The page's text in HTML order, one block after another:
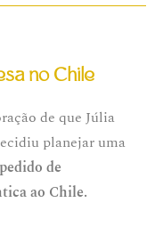
no Chile
de que Júlia
planejar uma
pedido de
ao Chile.